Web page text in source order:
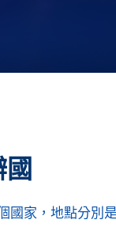
國家，地點分別